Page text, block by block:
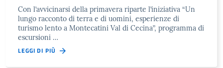
Con l’avvicinarsi della primavera riparte l’iniziativa “Un
lungo racconto di terra e di uomini, esperienze di
turismo lento a Montecatini Val di Cecina”, programma di
escursioni …
LEGGI DI PIÙ